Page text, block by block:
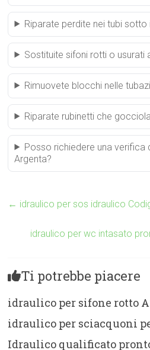
Riparate perdite nei tubi sotto
Sostituite sifoni rotti o usurati
Rimuovete blocchi nelle
Riparate rubinetti che
Posso richiedere una verifica
Argenta?
← idraulico per sos idraulico
idraulico per wc intasato
Ti potrebbe piacere
idraulico per sifone rotto
idraulico per sciacquoni
Idraulico qualificato